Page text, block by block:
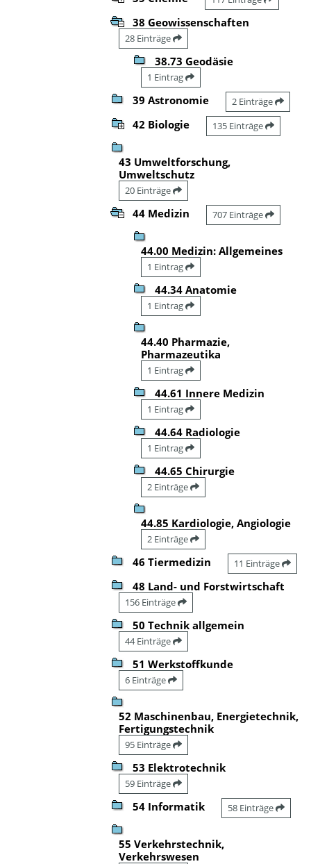
38 Geowissenschaften
28 Einträge
38.73 Geodäsie
1 Eintrag
39 Astronomie 2 Einträge
42 Biologie 135 Einträge
43 Umweltforschung,
Umweltschutz
20 Einträge
44 Medizin 707 Einträge
44.00 Medizin: Allgemeines
1 Eintrag
44.34 Anatomie
1 Eintrag
44.40 Pharmazie,
Pharmazeutika
1 Eintrag
44.61 Innere Medizin
1 Eintrag
44.64 Radiologie
1 Eintrag
44.65 Chirurgie
2 Einträge
44.85 Kardiologie, Angiologie
2 Einträge
46 Tiermedizin 11 Einträge
48 Land- und Forstwirtschaft
156 Einträge
50 Technik allgemein
44 Einträge
51 Werkstoffkunde
6 Einträge
52 Maschinenbau, Energietechnik,
Fertigungstechnik
95 Einträge
53 Elektrotechnik
59 Einträge
54 Informatik 58 Einträge
55 Verkehrstechnik,
Verkehrswesen